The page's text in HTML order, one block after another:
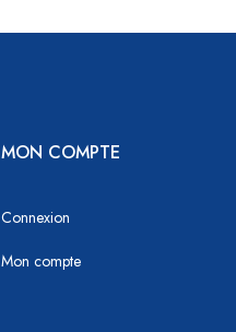
MON COMPTE
Connexion
Mon compte